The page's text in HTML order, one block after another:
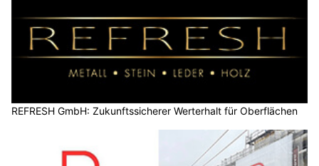
REFRESH GmbH: Zukunftssicherer Werterhalt für Oberflächen